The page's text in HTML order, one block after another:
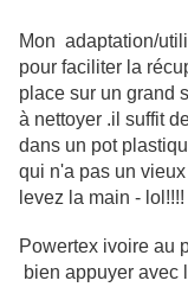
Mon adaptation/
pour faciliter la
place sur un grand
à nettoyer .il suffit
dans un pot
qui n'a pas un
levez la main - lol!!!!
Powertex ivoire au
bien appuyer avec